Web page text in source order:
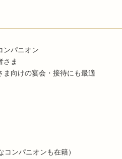
ンパニオン
さま
ま向けの宴会・接待にも最適
ンパニオンも在籍）